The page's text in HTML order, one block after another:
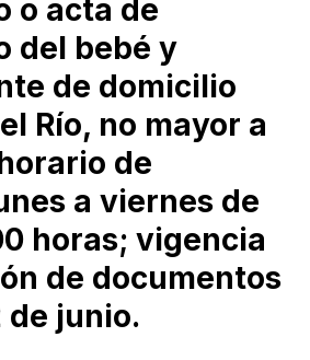
o acta de
del bebé y
de domicilio
Río, no mayor a
de
a viernes de
horas; vigencia
de documentos
de junio.